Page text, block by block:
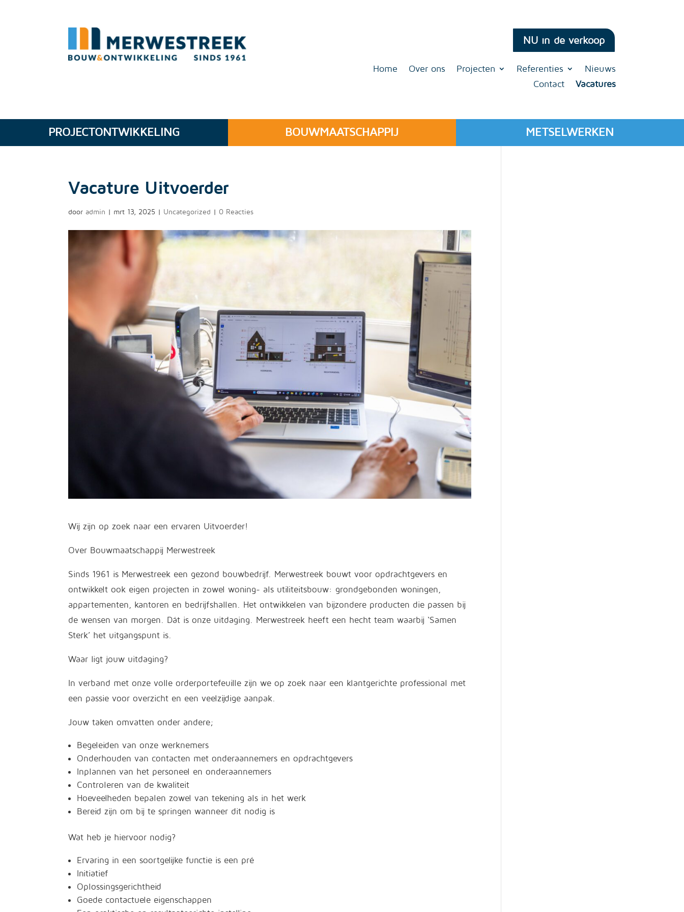
NU in de verkoop
Home Over ons Projecten Referenties
Nieuws
Contact
Vacatures
PROJECTONTWIKKELING BOUWMAATSCHAPPIJ METSELWERKEN
Vacature Uitvoerder
door admin | mrt 13, 2025 | Uncategorized | 0 Reacties
Wij zijn op zoek naar een ervaren Uitvoerder!
Over Bouwmaatschappij Merwestreek
Sinds 1961 is Merwestreek een gezond bouwbedrijf. Merwestreek bouwt voor opdrachtgevers en
ontwikkelt ook eigen projecten in zowel woning- als utiliteitsbouw: grondgebonden woningen,
appartementen, kantoren en bedrijfshallen. Het ontwikkelen van bijzondere producten die passen bij
de wensen van morgen. Dát is onze uitdaging. Merwestreek heeft een hecht team waarbij ‘Samen
Sterk’ het uitgangspunt is.
Waar ligt jouw uitdaging?
In verband met onze volle orderportefeuille zijn we op zoek naar een klantgerichte professional met
een passie voor overzicht en een veelzijdige aanpak.
Jouw taken omvatten onder andere;
Begeleiden van onze werknemers
Onderhouden van contacten met onderaannemers en opdrachtgevers
Inplannen van het personeel en onderaannemers
Controleren van de kwaliteit
Hoeveelheden bepalen zowel van tekening als in het werk
Bereid zijn om bij te springen wanneer dit nodig is
Wat heb je hiervoor nodig?
Ervaring in een soortgelijke functie is een pré
Initiatief
Oplossingsgerichtheid
Goede contactuele eigenschappen